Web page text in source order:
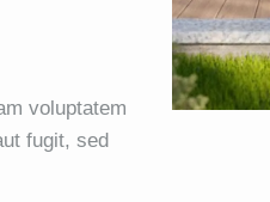
voluptatem
fugit, sed